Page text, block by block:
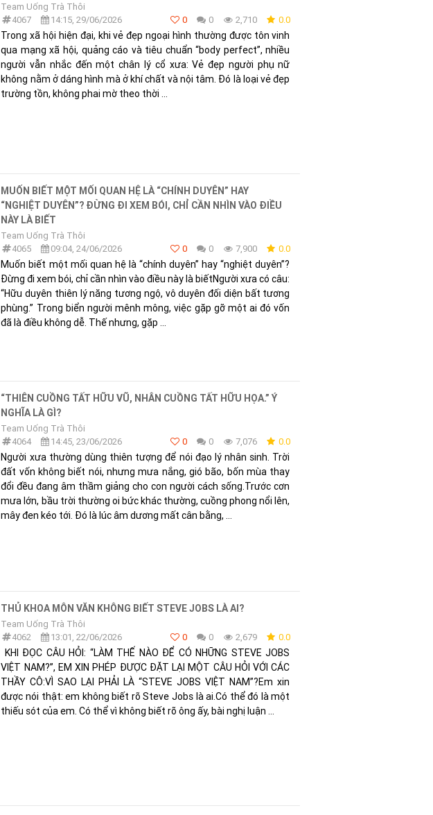
Team Uống Trà Thôi
4067
14:15, 29/06/2026 0 0 2,710 0.0
Trong xã hội hiện đại, khi vẻ đẹp ngoại hình thường được tôn vinh
qua mạng xã hội, quảng cáo và tiêu chuẩn “body perfect”, nhiều
người vẫn nhắc đến một chân lý cổ xưa: Vẻ đẹp người phụ nữ
không nằm ở dáng hình mà ở khí chất và nội tâm. Đó là loại vẻ đẹp
trường tồn, không phai mờ theo thời ...
MUỐN BIẾT MỘT MỐI QUAN HỆ LÀ “CHÍNH DUYÊN” HAY
“NGHIỆT DUYÊN”? ĐỪNG ĐI XEM BÓI, CHỈ CẦN NHÌN VÀO ĐIỀU
NÀY LÀ BIẾT
Team Uống Trà Thôi
4065
09:04, 24/06/2026 0 0 7,900 0.0
Muốn biết một mối quan hệ là “chính duyên” hay “nghiệt duyên”?
Đừng đi xem bói, chỉ cần nhìn vào điều này là biếtNgười xưa có câu:
“Hữu duyên thiên lý năng tương ngộ, vô duyên đối diện bất tương
phùng.” Trong biển người mênh mông, việc gặp gỡ một ai đó vốn
đã là điều không dễ. Thế nhưng, gặp ...
“THIÊN CUỒNG TẤT HỮU VŨ, NHÂN CUỒNG TẤT HỮU HỌA.” Ý
NGHĨA LÀ GÌ?
Team Uống Trà Thôi
4064
14:45, 23/06/2026 0 0 7,076 0.0
Người xưa thường dùng thiên tượng để nói đạo lý nhân sinh. Trời
đất vốn không biết nói, nhưng mưa nắng, gió bão, bốn mùa thay
đổi đều đang âm thầm giảng cho con người cách sống.Trước cơn
mưa lớn, bầu trời thường oi bức khác thường, cuồng phong nổi lên,
mây đen kéo tới. Đó là lúc âm dương mất cân bằng, ...
THỦ KHOA MÔN VĂN KHÔNG BIẾT STEVE JOBS LÀ AI?
Team Uống Trà Thôi
4062
13:01, 22/06/2026 0 0 2,679 0.0
KHI ĐỌC CÂU HỎI: “LÀM THẾ NÀO ĐỂ CÓ NHỮNG STEVE JOBS
VIỆT NAM?”, EM XIN PHÉP ĐƯỢC ĐẶT LẠI MỘT CÂU HỎI VỚI CÁC
THẦY CÔ:VÌ SAO LẠI PHẢI LÀ “STEVE JOBS VIỆT NAM”?Em xin
được nói thật: em không biết rõ Steve Jobs là ai.Có thể đó là một
thiếu sót của em. Có thể vì không biết rõ ông ấy, bài nghị luận ...